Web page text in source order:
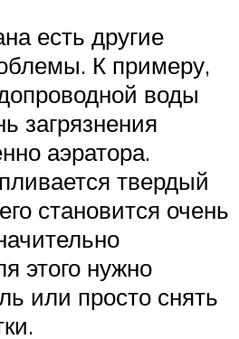
есть другие
К примеру,
воды
загрязнения
аэратора.
твердый
становится очень
этого нужно
или просто снять